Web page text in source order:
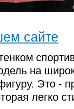
сайте
на
Это -
легко